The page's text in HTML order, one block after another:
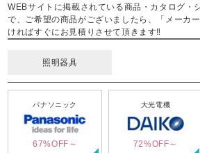
WEBサイトに掲載されている商品・カタログ・
で、ご希望の商品がございましたら、「メーカ
ければすぐにお見積りさせて頂きます‼
照明器具
パナソニック
67%OFF～
大光電機
72%OFF～